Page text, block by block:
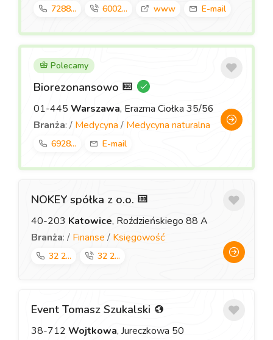
7288... 6002... www E-mail
Polecamy
Biorezonansowo
01-445 Warszawa, Erazma Ciołka 35/56
Branża: / Medycyna / Medycyna naturalna
6928... E-mail
NOKEY spółka z o.o.
40-203 Katowice, Roździeńskiego 88 A
Branża: / Finanse / Księgowość
32 2... 32 2...
Event Tomasz Szukalski
38-712 Wojtkowa, Jureczkowa 50